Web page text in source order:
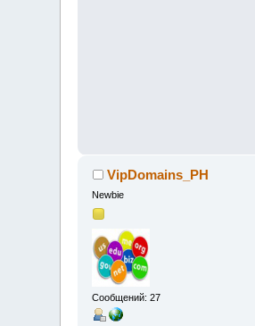
VipDomains_PH
Newbie
Сообщений: 27